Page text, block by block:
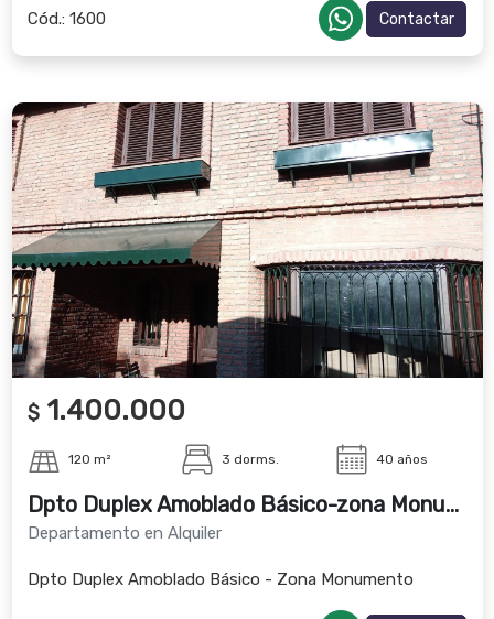
Cód.: 1600 Contactar
$ 1.400.000
120 m² 3 dorms. 40 años
Dpto Duplex Amoblado Básico-zona Monumento Guemes S/N
Departamento en Alquiler
Dpto Duplex Amoblado Básico - Zona Monumento